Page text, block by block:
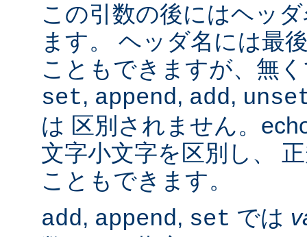
この引数の後にはヘッ
ます。 ヘッダ名には最
こともできますが、無
set, append, add,
は 区別されません。
文字小文字を区別し、
こともできます。
add, append, set では